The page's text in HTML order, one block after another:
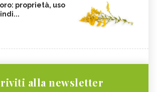
proprietà, uso
alla newsletter